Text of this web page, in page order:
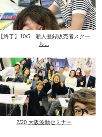
【終了】10/5 新人登録販売者スクー
ル...
2/20 大阪波動セミナー